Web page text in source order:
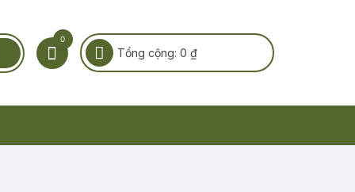
0
Tổng cộng: 0 ₫